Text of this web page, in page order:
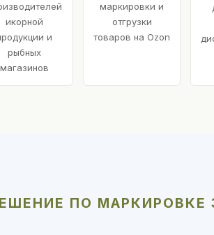
икорной
и
рыбных
магазинов
маркировки и
отгрузки
товаров на Ozon
ПО МАРКИРОВКЕ